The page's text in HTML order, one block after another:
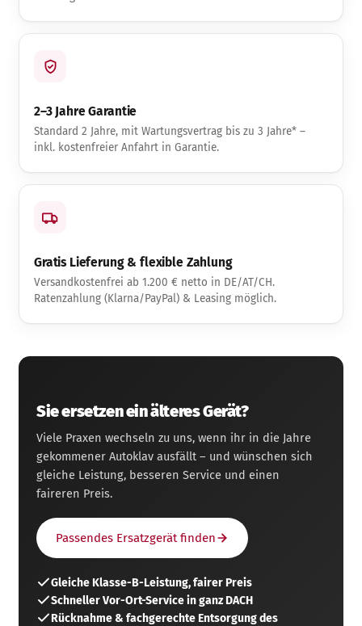
2–3 Jahre Garantie
Standard 2 Jahre, mit Wartungsvertrag bis zu 3 Jahre* –
inkl. kostenfreier Anfahrt in Garantie.
Gratis Lieferung & flexible Zahlung
Versandkostenfrei ab 1.200 € netto in DE/AT/CH.
Ratenzahlung (Klarna/PayPal) & Leasing möglich.
Sie ersetzen ein älteres Gerät?
Viele Praxen wechseln zu uns, wenn ihr in die Jahre
gekommener Autoklav ausfällt – und wünschen sich
gleiche Leistung, besseren Service und einen
faireren Preis.
Passendes Ersatzgerät finden
Gleiche Klasse-B-Leistung, fairer Preis
Schneller Vor-Ort-Service in ganz DACH
Rücknahme & fachgerechte Entsorgung des